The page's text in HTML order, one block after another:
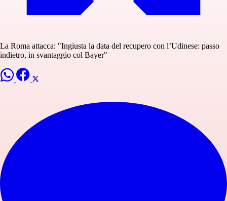
La Roma attacca: "Ingiusta la data del recupero con l’Udinese: passo
indietro, in svantaggio col Bayer"